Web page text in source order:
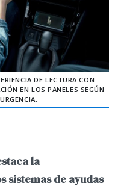
DE LECTURA CON
EN LOS PANELES SEGÚN
la
sistemas de ayudas